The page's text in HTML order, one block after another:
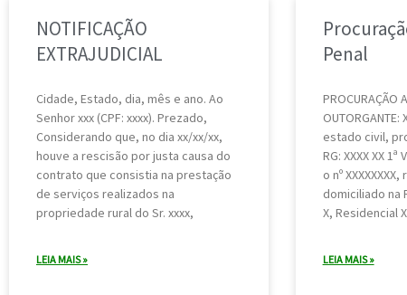
NOTIFICAÇÃO
EXTRAJUDICIAL
Cidade, Estado, dia, mês e ano. Ao
Senhor xxx (CPF: xxxx). Prezado,
Considerando que, no dia xx/xx/xx,
houve a rescisão por justa causa do
contrato que consistia na prestação
de serviços realizados na
propriedade rural do Sr. xxxx,
LEIA MAIS »
Penal
PROCURAÇÃO
estado civil,
RG: XXXX XX
o nº
domiciliado na
X, Residencial
LEIA MAIS »